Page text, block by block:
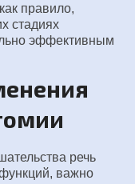
правило,
стадиях
эффективным
речь
важно